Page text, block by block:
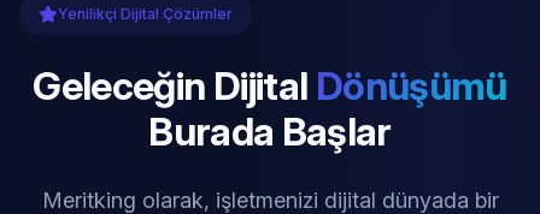
Yenilikçi Dijital Çözümler
Geleceğin Dijital Dönüşümü
Burada Başlar
Meritking olarak, işletmenizi dijital dünyada bir